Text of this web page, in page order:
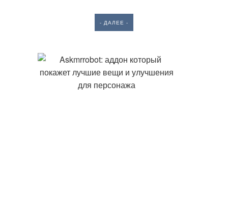
- ДАЛЕЕ -